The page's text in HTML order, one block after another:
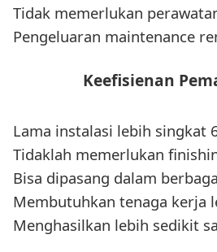
Tidak memerlukan
Pengeluaran maintenance
Keefisienan
Lama instalasi lebih singkat
Tidaklah memerlukan
Bisa dipasang dalam
Membutuhkan tenaga kerja
Menghasilkan lebih sedikit